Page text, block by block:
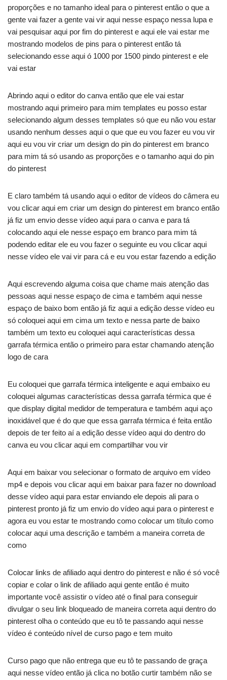
proporções e no tamanho ideal para o pinterest então o que a
gente vai fazer a gente vai vir aqui nesse espaço nessa lupa e
vai pesquisar aqui por fim do pinterest e aqui ele vai estar me
mostrando modelos de pins para o pinterest então tá
selecionando esse aqui ó 1000 por 1500 pindo pinterest e ele
vai estar
Abrindo aqui o editor do canva então que ele vai estar
mostrando aqui primeiro para mim templates eu posso estar
selecionando algum desses templates só que eu não vou estar
usando nenhum desses aqui o que que eu vou fazer eu vou vir
aqui eu vou vir criar um design do pin do pinterest em branco
para mim tá só usando as proporções e o tamanho aqui do pin
do pinterest
E claro também tá usando aqui o editor de vídeos do câmera eu
vou clicar aqui em criar um design do pinterest em branco então
já fiz um envio desse vídeo aqui para o canva e para tá
colocando aqui ele nesse espaço em branco para mim tá
podendo editar ele eu vou fazer o seguinte eu vou clicar aqui
nesse vídeo ele vai vir para cá e eu vou estar fazendo a edição
Aqui escrevendo alguma coisa que chame mais atenção das
pessoas aqui nesse espaço de cima e também aqui nesse
espaço de baixo bom então já fiz aqui a edição desse vídeo eu
só coloquei aqui em cima um texto e nessa parte de baixo
também um texto eu coloquei aqui características dessa
garrafa térmica então o primeiro para estar chamando atenção
logo de cara
Eu coloquei que garrafa térmica inteligente e aqui embaixo eu
coloquei algumas características dessa garrafa térmica que é
que display digital medidor de temperatura e também aqui aço
inoxidável que é do que que essa garrafa térmica é feita então
depois de ter feito aí a edição desse vídeo aqui do dentro do
canva eu vou clicar aqui em compartilhar vou vir
Aqui em baixar vou selecionar o formato de arquivo em vídeo
mp4 e depois vou clicar aqui em baixar para fazer no download
desse vídeo aqui para estar enviando ele depois ali para o
pinterest pronto já fiz um envio do vídeo aqui para o pinterest e
agora eu vou estar te mostrando como colocar um título como
colocar aqui uma descrição e também a maneira correta de
como
Colocar links de afiliado aqui dentro do pinterest e não é só você
copiar e colar o link de afiliado aqui gente então é muito
importante você assistir o vídeo até o final para conseguir
divulgar o seu link bloqueado de maneira correta aqui dentro do
pinterest olha o conteúdo que eu tô te passando aqui nesse
vídeo é conteúdo nível de curso pago e tem muito
Curso pago que não entrega que eu tô te passando de graça
aqui nesse vídeo então já clica no botão curtir também não se